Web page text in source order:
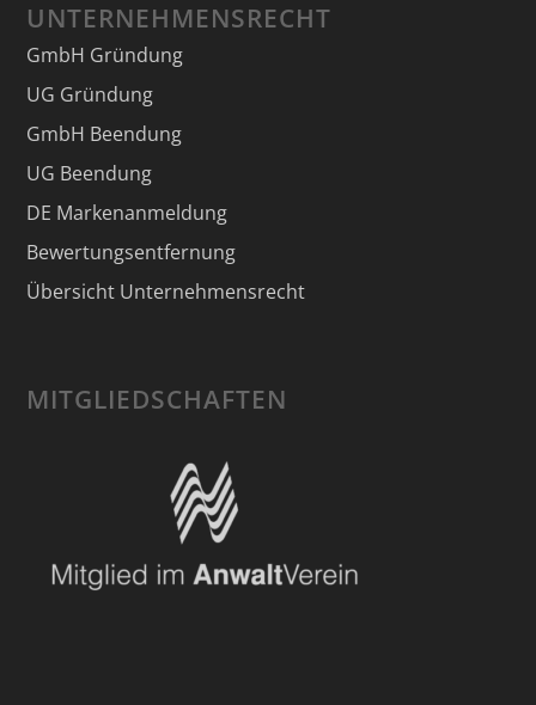
UNTERNEHMENSRECHT
GmbH Gründung
UG Gründung
GmbH Beendung
UG Beendung
DE Markenanmeldung
Bewertungsentfernung
Übersicht Unternehmensrecht
MITGLIEDSCHAFTEN